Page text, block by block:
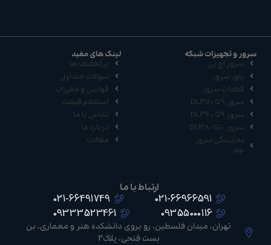
سرور و تجهیزات شبکه
سرور اچ پی
پاور سرور
قطعات سرور
سرور DL380 G9
سرور DL360 G9
سرور DL380 G10
نمایندگی سرور
HP
لینک های مفید
پرتخفیف ها
سوالات متداول
قوانین و مقررات
استعلام قیمت
تماس با ما
درباره ما
مقالات
ارتباط با ما
021-66966591
021-66491749
09355000116
09333523461
تهران، میدان فلسطین، رو بروی دانشکده هنر و معماری، بن
بست فتحی، پلاک2